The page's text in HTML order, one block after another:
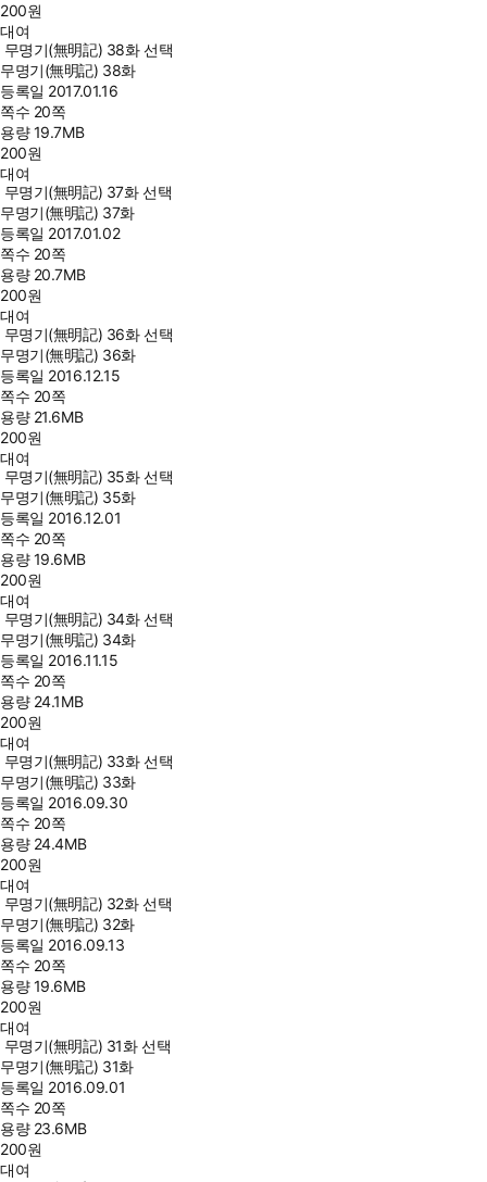
200원
대여
무명기(無明記) 38화 선택
무명기(無明記) 38화
등록일 2017.01.16
쪽수 20쪽
용량19.7MB
200원
대여
무명기(無明記) 37화 선택
무명기(無明記) 37화
등록일 2017.01.02
쪽수 20쪽
용량 20.7MB
200원
대여
무명기(無明記) 36화 선택
무명기(無明記) 36화
등록일 2016.12.15
쪽수 20쪽
용량 21.6MB
200원
대여
무명기(無明記) 35화 선택
무명기(無明記) 35화
등록일 2016.12.01
쪽수 20쪽
용량19.6MB
200원
대여
무명기(無明記) 34화 선택
무명기(無明記) 34화
등록일 2016.11.15
쪽수 20쪽
용량 24.1MB
200원
대여
무명기(無明記) 33화 선택
무명기(無明記) 33화
등록일 2016.09.30
쪽수 20쪽
용량 24.4MB
200원
대여
무명기(無明記) 32화 선택
무명기(無明記) 32화
등록일 2016.09.13
쪽수 20쪽
용량19.6MB
200원
대여
무명기(無明記) 31화 선택
무명기(無明記) 31화
등록일 2016.09.01
쪽수 20쪽
용량 23.6MB
200원
대여